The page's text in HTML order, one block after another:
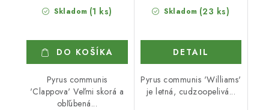
Skladom (1 ks)
DO KOŠÍKA
Pyrus communis
'Clappova' Veľmi skorá a
obľúbená...
Skladom (23 ks)
DETAIL
Pyrus communis 'Williams'
je letná, cudzoopelivá...